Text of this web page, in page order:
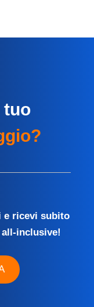
tuo
e ricevi subito
inclusive!